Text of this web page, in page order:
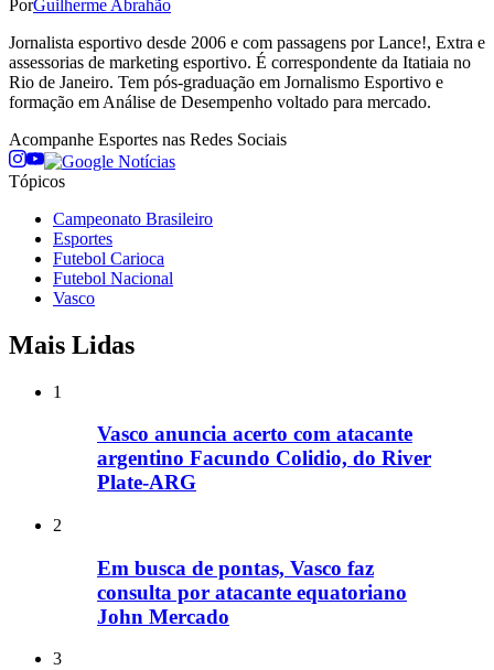
PorGuilherme Abrahão
Jornalista esportivo desde 2006 e com passagens por Lance!, Extra e
assessorias de marketing esportivo. É correspondente da Itatiaia no
Rio de Janeiro. Tem pós-graduação em Jornalismo Esportivo e
formação em Análise de Desempenho voltado para mercado.
Acompanhe Esportes nas Redes Sociais
Tópicos
Campeonato Brasileiro
Esportes
Futebol Carioca
Futebol Nacional
Vasco
Mais Lidas
1
Vasco anuncia acerto com atacante
argentino Facundo Colidio, do River
Plate-ARG
2
Em busca de pontas, Vasco faz
consulta por atacante equatoriano
John Mercado
3